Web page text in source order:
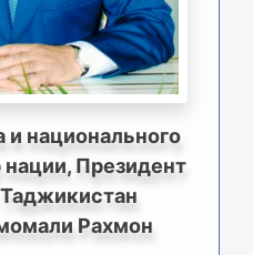
и национального
Президент
Рахмон